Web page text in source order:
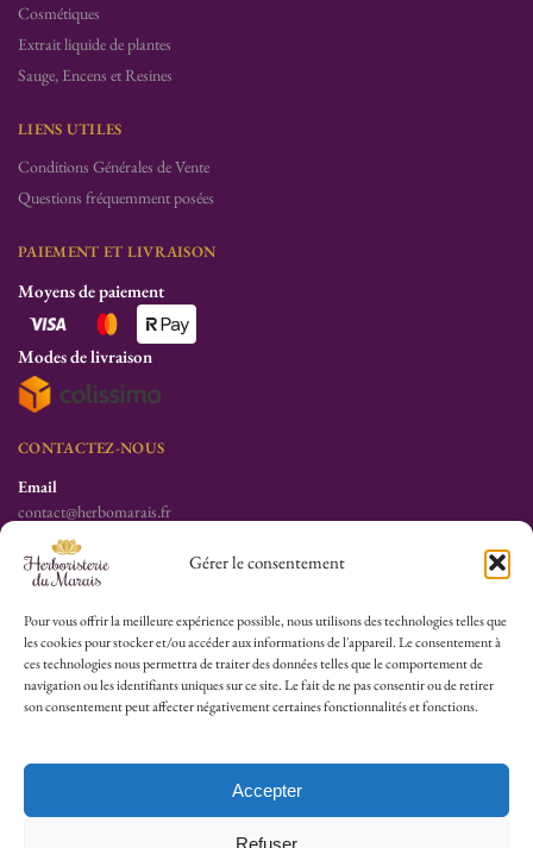
Gérer le consentement
Pour vous offrir la meilleure expérience possible, nous utilisons des technologies telles que
les cookies pour stocker et/ou accéder aux informations de l'appareil. Le consentement à
ces technologies nous permettra de traiter des données telles que le comportement de
navigation ou les identifiants uniques sur ce site. Le fait de ne pas consentir ou de retirer
son consentement peut affecter négativement certaines fonctionnalités et fonctions.
Accepter
Refuser
Cosmétiques
Extrait liquide de plantes
Sauge, Encens et Resines
LIENS UTILES
Conditions Générales de Vente
Questions fréquemment posées
PAIEMENT ET LIVRAISON
Moyens de paiement
Modes de livraison
CONTACTEZ-NOUS
Email
contact@herbomarais.fr
Téléphone
+33 6 78 19 34 25
S’adresser à l’herboristerie :
6 rue des Filles du Calvaire
75003 Paris
France
Lu-Sa : 10h30/13h30 – 14h30/19h30
Dim (Oct à Mai) : 12h/17h30